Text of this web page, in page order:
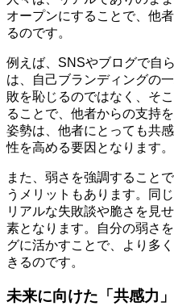
オープンにすることで、他
るのです。
例えば、SNSやブログで自
は、自己ブランディングの
敗を恥じるのではなく、そ
ることで、他者からの支持
姿勢は、他者にとっても共
性を高める要因となります。
また、弱さを強調すること
うメリットもあります。同
リアルな失敗談や脆さを見
素となります。自分の弱さ
グに活かすことで、より多
きるのです。
未来に向けた「共感力